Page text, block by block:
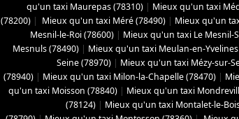
qu'un taxi Maurepas (78310) | Mieux qu'un taxi
(78200) | Mieux qu'un taxi Méré (78490) | Mieux qu'un
Mesnil-le-Roi (78600) | Mieux qu'un taxi Le Mesnil-
Mesnuls (78490) | Mieux qu'un taxi Meulan-en-
Seine (78970) | Mieux qu'un taxi Mézy-sur-
(78940) | Mieux qu'un taxi Milon-la-Chapelle (78470) |
qu'un taxi Moisson (78840) | Mieux qu'un taxi
(78124) | Mieux qu'un taxi Montalet-le-